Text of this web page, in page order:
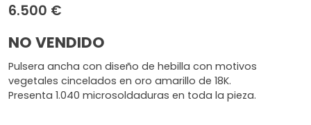
6.500 €
NO VENDIDO
Pulsera ancha con diseño de hebilla con motivos
vegetales cincelados en oro amarillo de 18K.
Presenta 1.040 microsoldaduras en toda la pieza.